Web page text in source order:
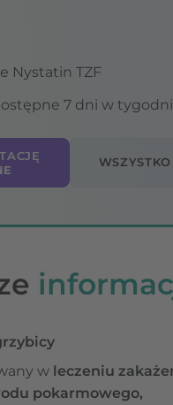
Nystatin TZF
7 dni w
w leczeniu
pokarmowego,